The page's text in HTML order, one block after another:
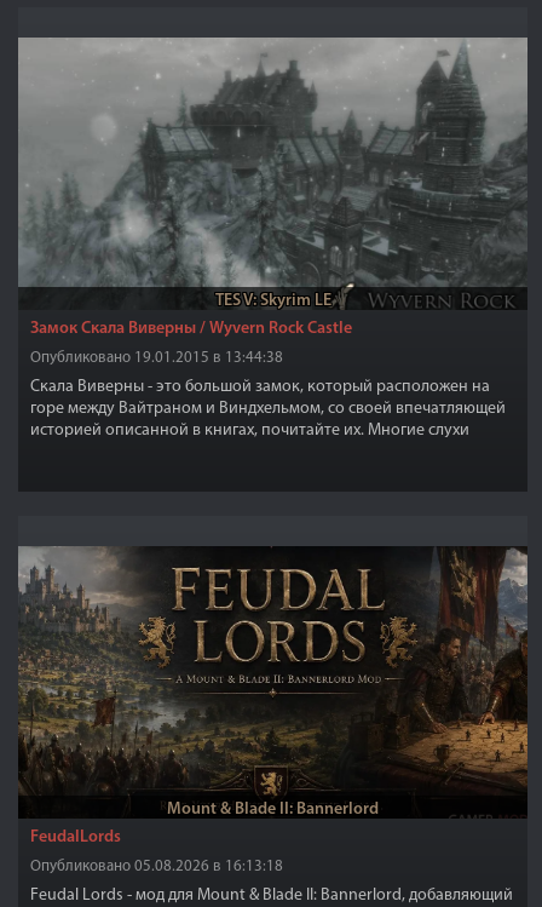
TES V: Skyrim LE
Замок Скала Виверны / Wyvern Rock Castle
Опубликовано 19.01.2015 в 13:44:38
Скала Виверны - это большой замок, который расположен на
горе между Вайтраном и Виндхельмом, со своей впечатляющей
историей описанной в книгах, почитайте их. Многие слухи
Mount & Blade II: Bannerlord
FeudalLords
Опубликовано 05.08.2026 в 16:13:18
Feudal Lords - мод для Mount & Blade II: Bannerlord, добавляющий